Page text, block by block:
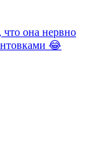
что она нервно
😂